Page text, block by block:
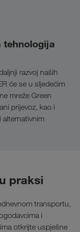
tehnologija
razvoj naših
će se u sljedećim
mreže Green
prijevoz, kao i
alternativnim
praksi
transportu,
i
otkrijte uspješne